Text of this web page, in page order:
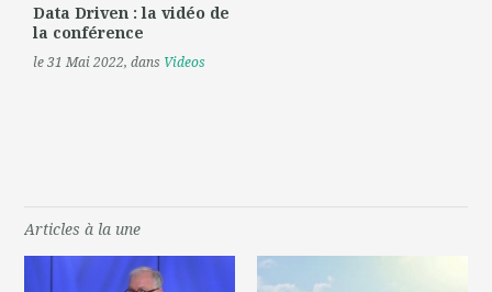
Data Driven : la vidéo de
la conférence
le 31 Mai 2022, dans Videos
Articles à la une